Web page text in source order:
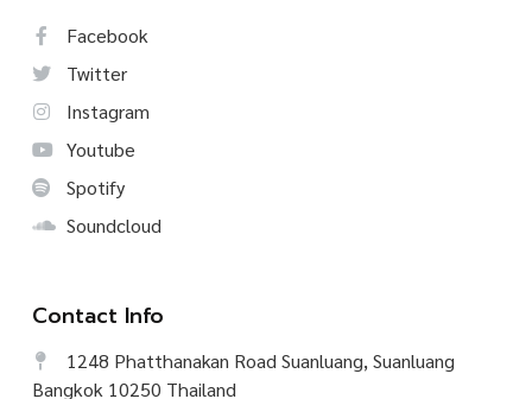
Facebook
Twitter
Instagram
Youtube
Spotify
Soundcloud
Contact Info
1248 Phatthanakan Road Suanluang, Suanluang
Bangkok 10250 Thailand